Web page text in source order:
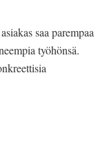
saa parempaa
työhönsä.